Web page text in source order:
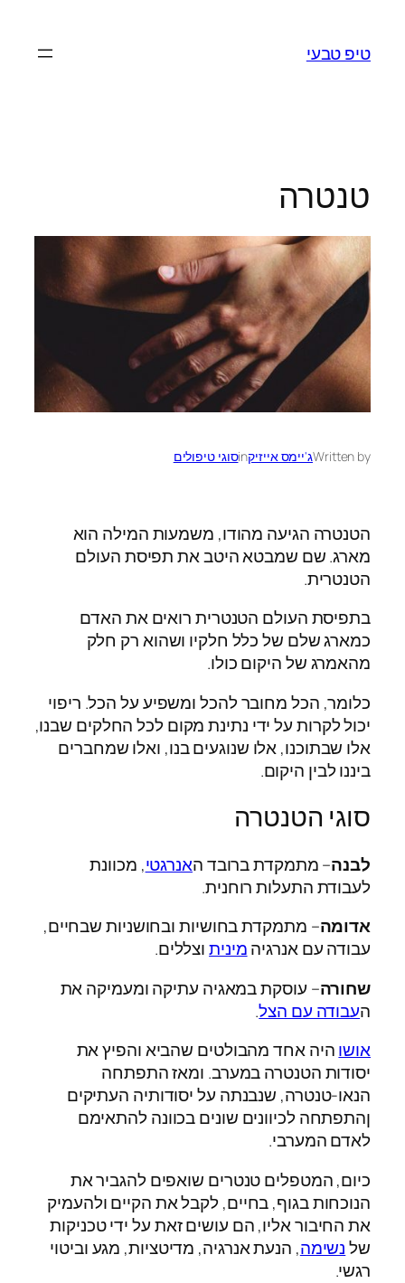
טיפ טבעי
טנטרה
Written byג'יימס אייזיקinסוגי טיפולים
הטנטרה הגיעה מהודו, משמעות המילה הוא
מארג. שם שמבטא היטב את תפיסת העולם
הטנטרית.
בתפיסת העולם הטנטרית רואים את האדם
כמארג שלם של כלל חלקיו ושהוא רק חלק
מהאמרג של היקום כולו.
כלומר, הכל מחובר להכל ומשפיע על הכל. ריפוי
יכול לקרות על ידי נתינת מקום לכל החלקים שבנו,
אלו שבתוכנו, אלו שנוגעים בנו, ואלו שמחברים
ביננו לבין היקום.
סוגי הטנטרה
לבנה– מתמקדת ברובד האנרגטי, מכוונת
לעבודת התעלות רוחנית.
אדומה– מתמקדת בחושיות ובחושניות שבחיים,
עבודה עם אנרגיהמיניתוצללים.
שחורה– עוסקת במאגיה עתיקה ומעמיקה את
העבודה עם הצל.
אושוהיה אחד מהבולטים שהביא והפיץ את
יסודות הטנטרה במערב. ומאז התפתחה
הנאו-טנטרה, שנבנתה על יסודותיה העתיקים
ןהתפתחה לכיוונים שונים בכוונה להתאימם
לאדם המערבי.
כיום, המטפלים טנטרים שואפים להגביר את
הנוכחות בגוף, בחיים, לקבל את הקיים ולהעמיק
את החיבור אליו, הם עושים זאת על ידי טכניקות
שלנשימה, הנעת אנרגיה, מדיטציות, מגע וביטוי
רגשי.